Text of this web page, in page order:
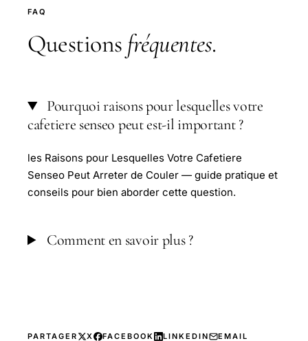
FAQ
Questions fréquentes.
Pourquoi raisons pour lesquelles votre
cafetiere senseo peut est-il important ?
les Raisons pour Lesquelles Votre Cafetiere
Senseo Peut Arreter de Couler — guide pratique et
conseils pour bien aborder cette question.
Comment en savoir plus ?
PARTAGER X FACEBOOK LINKEDIN EMAIL